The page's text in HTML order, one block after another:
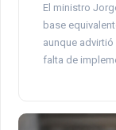
El ministro
base
aunque
falta de